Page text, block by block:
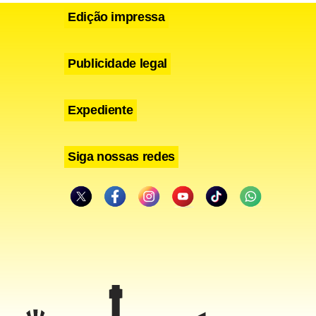
de
Edição impressa
Publicidade legal
Expediente
Siga nossas redes